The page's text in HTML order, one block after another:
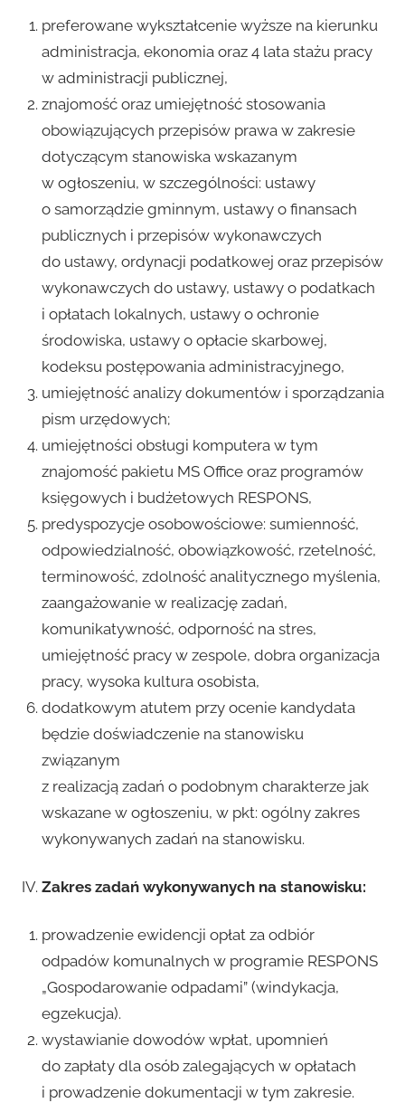
preferowane wykształcenie wyższe na kierunku
administracja, ekonomia oraz 4 lata stażu pracy
w administracji publicznej,
znajomość oraz umiejętność stosowania
obowiązujących przepisów prawa w zakresie
dotyczącym stanowiska wskazanym
w ogłoszeniu, w szczególności: ustawy
o samorządzie gminnym, ustawy o finansach
publicznych i przepisów wykonawczych
do ustawy, ordynacji podatkowej oraz przepisów
wykonawczych do ustawy, ustawy o podatkach
i opłatach lokalnych, ustawy o ochronie
środowiska, ustawy o opłacie skarbowej,
kodeksu postępowania administracyjnego,
umiejętność analizy dokumentów i sporządzania
pism urzędowych;
umiejętności obsługi komputera w tym
znajomość pakietu MS Office oraz programów
księgowych i budżetowych RESPONS,
predyspozycje osobowościowe: sumienność,
odpowiedzialność, obowiązkowość, rzetelność,
terminowość, zdolność analitycznego myślenia,
zaangażowanie w realizację zadań,
komunikatywność, odporność na stres,
umiejętność pracy w zespole, dobra organizacja
pracy, wysoka kultura osobista,
dodatkowym atutem przy ocenie kandydata
będzie doświadczenie na stanowisku
związanym
z realizacją zadań o podobnym charakterze jak
wskazane w ogłoszeniu, w pkt: ogólny zakres
wykonywanych zadań na stanowisku.
Zakres zadań wykonywanych na stanowisku:
prowadzenie ewidencji opłat za odbiór
odpadów komunalnych w programie RESPONS
„Gospodarowanie odpadami” (windykacja,
egzekucja).
wystawianie dowodów wpłat, upomnień
do zapłaty dla osób zalegających w opłatach
i prowadzenie dokumentacji w tym zakresie.